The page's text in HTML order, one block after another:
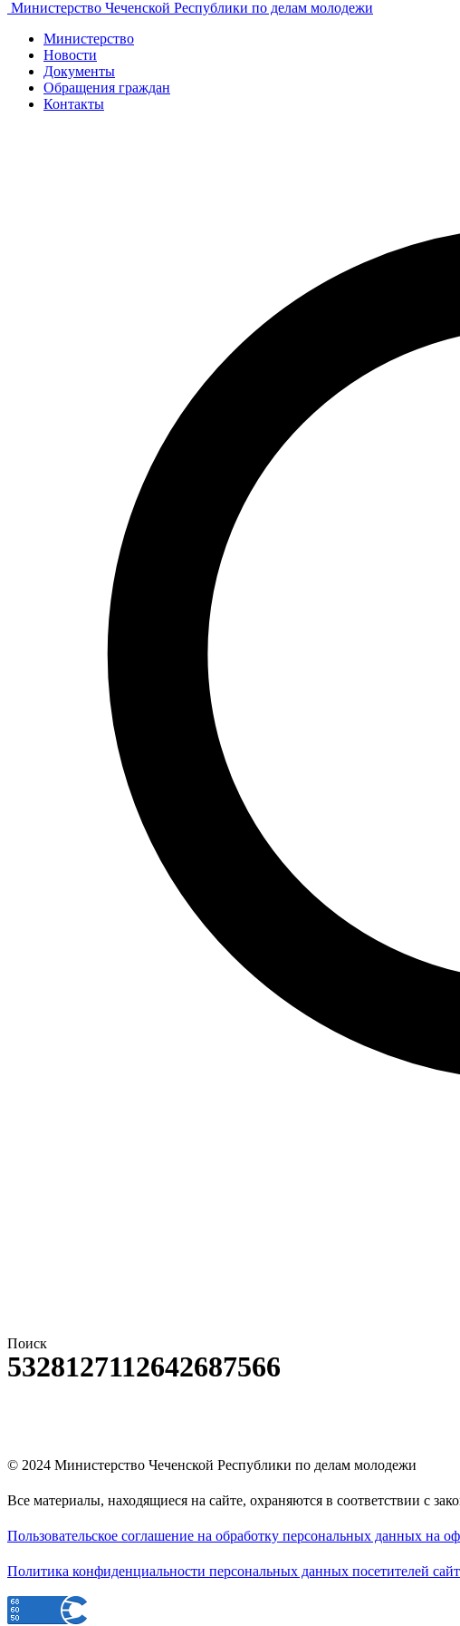
Министерство Чеченской Республики по делам молодежи
Министерство
Новости
Документы
Обращения граждан
Контакты
Поиск
5328127112642687566
© 2024 Министерство Чеченской Республики по делам молодежи
Все материалы, находящиеся на сайте, охраняются в соответствии с
Пользовательское соглашение на обработку персональных данных на
Политика конфиденциальности персональных данных посетителей